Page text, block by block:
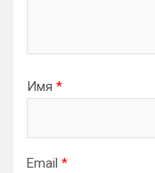
Имя *
Email *